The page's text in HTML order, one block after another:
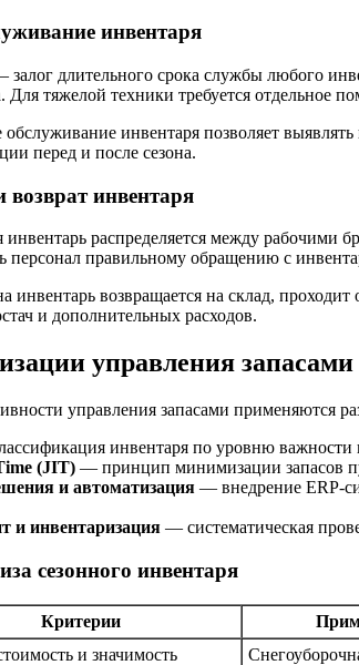
инвентаря
длительного срока службы любого
Для тяжелой техники требуется отдельное
обслуживание инвентаря позволяет
перед и после сезона.
возврат инвентаря
инвентарь распределяется между рабочими
персонал правильному обращению с
инвентарь возвращается на склад,
и дополнительных расходов.
управления запасами
управления запасами применяются
инвентаря по уровню важности
(JIT) — принцип минимизации запасов
и автоматизация — внедрение ERP-
и инвентаризация — систематическая
сезонного инвентаря
Критерии
и значимость